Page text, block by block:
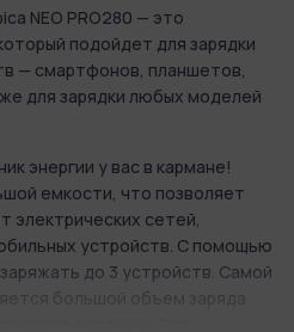
NEO PRO280 — это
подойдет для зарядки
— смартфонов, планшетов,
для зарядки любых моделей
энергии у вас в кармане!
емкости, что позволяет
электрических сетей,
устройств. С помощью
до 3 устройств. Самой
большой объем заряда